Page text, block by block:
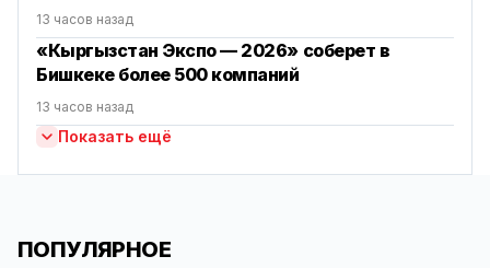
13 часов назад
«Кыргызстан Экспо — 2026» соберет в
Бишкеке более 500 компаний
13 часов назад
Показать ещё
ПОПУЛЯРНОЕ